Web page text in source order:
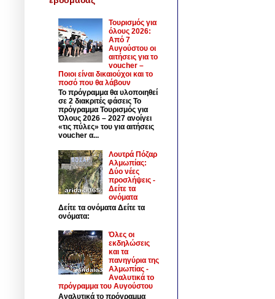
Τουρισμός για
όλους 2026:
Από 7
Αυγούστου οι
αιτήσεις για το
voucher –
Ποιοι είναι δικαιούχοι και το
ποσό που θα λάβουν
Το πρόγραμμα θα υλοποιηθεί
σε 2 διακριτές φάσεις Το
πρόγραμμα Τουρισμός για
Όλους 2026 – 2027 ανοίγει
«τις πύλες» του για αιτήσεις
voucher α...
Λουτρά Πόζαρ
Αλμωπίας:
Δύο νέες
προσλήψεις -
Δείτε τα
ονόματα
Δείτε τα ονόματα Δείτε τα
ονόματα:
Όλες οι
εκδηλώσεις
και τα
πανηγύρια της
Αλμωπίας -
Αναλυτικά το
πρόγραμμα του Αυγούστου
Αναλυτικά το πρόγραμμα